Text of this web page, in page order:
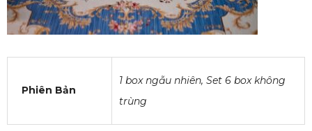
Phiên Bản
1 box ngẫu nhiên, Set 6 box không
trùng